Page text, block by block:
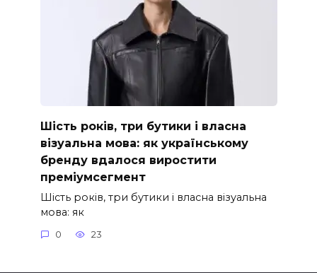
Шість років, три бутики і власна
візуальна мова: як українському
бренду вдалося виростити
преміумсегмент
Шість років, три бутики і власна візуальна
мова: як
0 23